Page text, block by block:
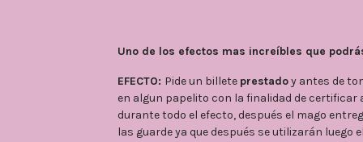
Uno de los efectos mas increíbles que
EFECTO: Pide un billete prestadoy antes de
en algun papelito con la finalidad de certificar
durante todo el efecto, después el mago
las guarde ya que después se utilizarán luego